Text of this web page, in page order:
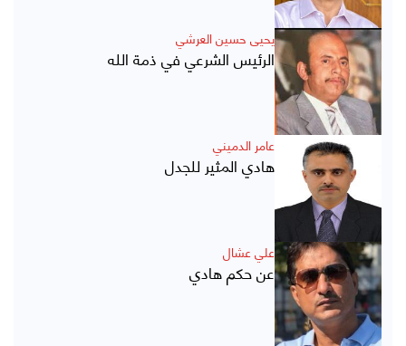
يحيى حسين العرشي
الرئيس الشرعي في ذمة الله
عامر الدميني
هادي المثير للجدل
علي عشال
عن حكم هادي